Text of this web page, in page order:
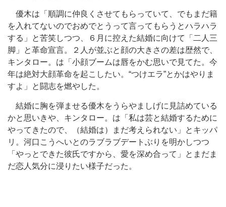
優木は「順調に仲良くさせてもらっていて、でもまだ籍
を入れてないのでおめでとうって言ってもらうとハラハラ
する」と苦笑しつつ、６月に控えた結婚に向けて「二人三
脚」と革命宣言。２人が並ぶと顔の大きさの差は歴然で、
キンタロー。は「小顔ブームは唇をかむ思いで見てた。今
年は絶対大顔革命を起こしたい。“つけエラ”とかはやりま
すよ」と闘志を燃やした。
結婚に胸を弾ませる優木をうらやましげに見詰めている
かと思いきや、キンタロー。は「私は芸と結婚するために
やってきたので、（結婚は）まだ考えられない」とキッパ
リ。河口こうへいとのラブラブデートぶりを明かしつつ
「やっとできた彼氏ですから、愛を深め合って」とまだま
だ恋人気分に浸りたい様子だった。